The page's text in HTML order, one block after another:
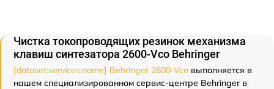
Чистка токопроводящих резинок механизма
клавиш синтезатора 2600-Vco Behringer
[dataset:services:name] Behringer 2600-Vco выполняется в
нашем специализированном сервис-центре Behringer в